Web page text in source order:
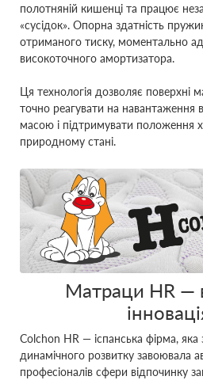
полотняній кишенці та працює
«сусідок». Опорна здатність
отриманого тиску, моментально
високоточного амортизатора.
Ця технологія дозволяє поверхні
точно реагувати на навантаження
масою і підтримувати положення
природному стані.
Матраци HR ―
Colchon HR ― іспанська фірма, яка
динамічного розвитку завоювала
професіоналів сфери відпочинку